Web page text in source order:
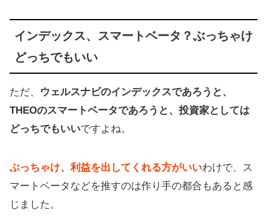
インデックス、スマートベータ？ぶっちゃけ
どっちでもいい
ただ、
ウェルスナビのインデックスであろうと、
THEOのスマートベータであろうと、投資家としては
どっちでもいいですよね。
ぶっちゃけ、利益を出してくれる方がいいわけで、ス
マートベータなどを推すのは作り手の都合もあると感
じました。